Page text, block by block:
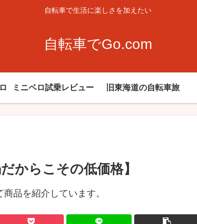
自転車で生活に楽しさを加えたい
自転車でGo.com
ミニベロ試乗レビュー 旧東海道の自転車旅
からこその低価格】
品を紹介しています。